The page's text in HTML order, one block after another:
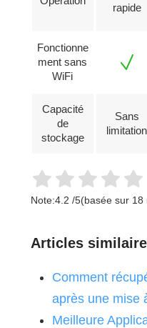
rapide
Fonctionne
ment sans
WiFi
Capacité
de
stockage
Sans
limitation
Note:4.2 /5(basée sur 18
Articles
Comment
après une mise
Meilleure